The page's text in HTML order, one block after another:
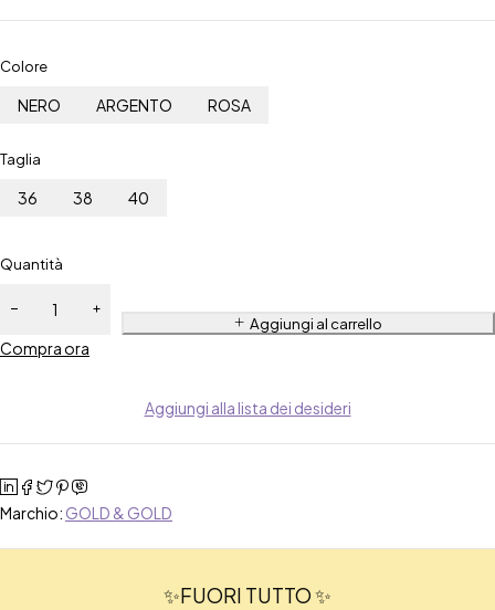
Colore
NERO ARGENTO ROSA
Taglia
36 38 40
Quantità
Aggiungi al carrello
Compra ora
Aggiungi alla lista dei desideri
Marchio: GOLD & GOLD
✨FUORI TUTTO ✨